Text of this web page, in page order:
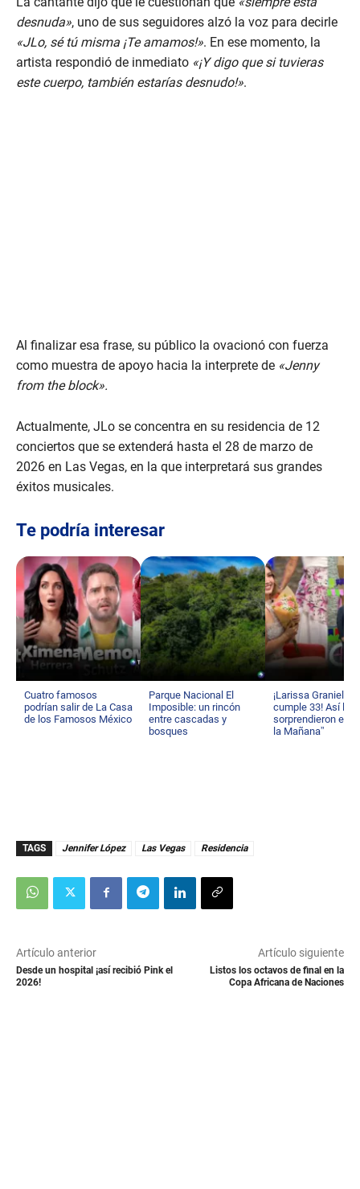
desnuda», uno de sus seguidores alzó la voz para decirle
«JLo, sé tú misma ¡Te amamos!». En ese momento, la
artista respondió de inmediato «¡Y digo que si tuvieras
este cuerpo, también estarías desnudo!».
Al finalizar esa frase, su público la ovacionó con fuerza
como muestra de apoyo hacia la interprete de «Jenny
from the block».
Actualmente, JLo se concentra en su residencia de 12
conciertos que se extenderá hasta el 28 de marzo de
2026 en Las Vegas, en la que interpretará sus grandes
éxitos musicales.
Te podría interesar
Cuatro famosos
podrían salir de La Casa
de los Famosos México
Parque Nacional El
Imposible: un rincón
entre cascadas y
bosques
¡Larissa Graniello
cumple 33! Así la
sorprendieron en
la Mañana”
TAGS Jennifer López Las Vegas Residencia
Artículo anterior
Desde un hospital ¡así recibió Pink el
2026!
Artículo siguiente
Listos los octavos de final en la
Copa Africana de Naciones